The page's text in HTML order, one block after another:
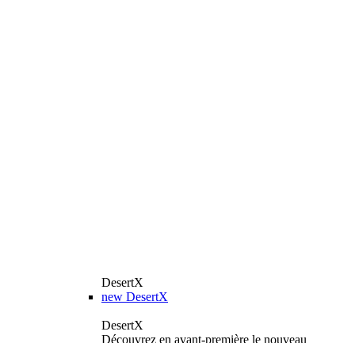
DesertX
new DesertX
DesertX
Découvrez en avant-première le nouveau